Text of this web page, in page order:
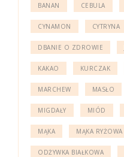
BANAN CEBULA
CYNAMON CYTRYNA
DBANIE O ZDROWIE
KAKAO KURCZAK
MARCHEW MASŁO
MIGDAŁY MIÓD
MĄKA MĄKA RYŻOWA
ODŻYWKA BIAŁKOWA